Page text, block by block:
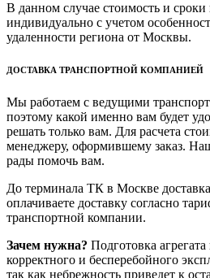
В данном случае стоимость и
индивидуально с учетом
удаленности региона от Москвы.
ДОСТАВКА ТРАНСПОРТНОЙ КОМПАНИЕЙ
Мы работаем с ведущими
поэтому какой именно вам будет
решать только вам. Для расчета
менеджеру, оформившему заказ.
рады помочь вам.
До терминала ТК в Москве
оплачиваете доставку согласно
транспортной компании.
Зачем нужна? Подготовка
корректного и бесперебойного
так как небрежность приведет к